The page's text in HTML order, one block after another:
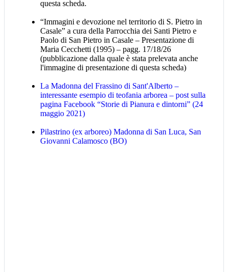
questa scheda.
“Immagini e devozione nel territorio di S. Pietro in
Casale” a cura della Parrocchia dei Santi Pietro e
Paolo di San Pietro in Casale – Presentazione di
Maria Cecchetti (1995) – pagg. 17/18/26
(pubblicazione dalla quale è stata prelevata anche
l'immagine di presentazione di questa scheda)
La Madonna del Frassino di Sant'Alberto –
interessante esempio di teofania arborea – post sulla
pagina Facebook “Storie di Pianura e dintorni” (24
maggio 2021)
Pilastrino (ex arboreo) Madonna di San Luca, San
Giovanni Calamosco (BO)